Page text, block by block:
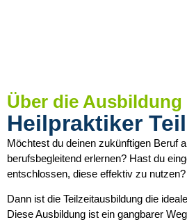
Über die Ausbildung
Heilpraktiker
Möchtest du deinen zukünftigen Beruf
berufsbegleitend erlernen? Hast du
entschlossen, diese effektiv zu nutzen?
Dann ist die Teilzeitausbildung die
Diese Ausbildung ist ein gangbarer